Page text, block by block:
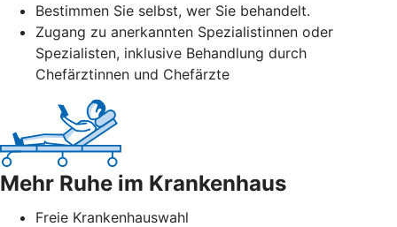
Bestimmen Sie selbst, wer Sie behandelt.
Zugang zu anerkannten Spezialistinnen oder
Spezialisten, inklusive Behandlung durch
Chefärztinnen und Chefärzte
Mehr Ruhe im Krankenhaus
Freie Krankenhauswahl